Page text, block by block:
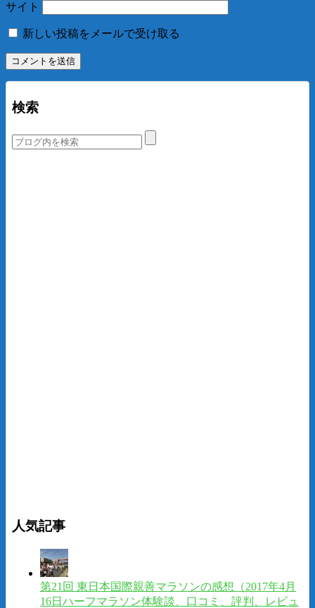
サイト
新しい投稿をメールで受け取る
検索
人気記事
第21回 東日本国際親善マラソンの感想（2017年4月
16日ハーフマラソン体験談、口コミ、評判、レビュ